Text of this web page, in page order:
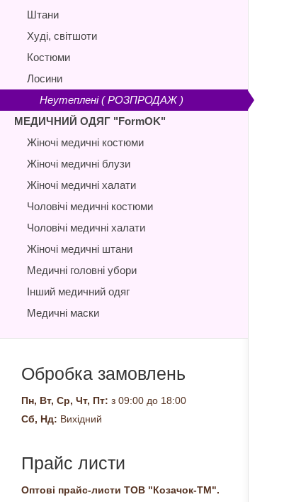
Штани
Худі, світшоти
Костюми
Лосини
Неутеплені ( РОЗПРОДАЖ )
МЕДИЧНИЙ ОДЯГ "FormOK"
Жіночі медичні костюми
Жіночі медичні блузи
Жіночі медичні халати
Чоловічі медичні костюми
Чоловічі медичні халати
Жіночі медичні штани
Медичні головні убори
Інший медичний одяг
Медичні маски
Обробка замовлень
Пн, Вт, Ср, Чт, Пт: з 09:00 до 18:00
Сб, Нд: Вихідний
Прайс листи
Оптові прайс-листи ТОВ "Козачок-ТМ".